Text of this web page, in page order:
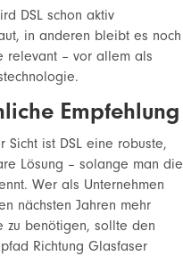
DSL schon aktiv
in anderen bleibt es noch
relevant – vor allem als
Empfehlung
Sicht ist DSL eine robuste,
Lösung – solange man die
Wer als Unternehmen
nächsten Jahren mehr
zu benötigen, sollte den
Richtung Glasfaser